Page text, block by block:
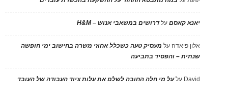
יאנא קאסםעלדרושים במשאבי אנוש – H&M
אלון פיאדה על מעסיק טעה כשכלל אחוזי משרה בחישוב ימי חופשה
שנתית – והפסיד בתביעה
David עלעל מי חלה החובה לשלם את עלות ציוד העבודה של העובד